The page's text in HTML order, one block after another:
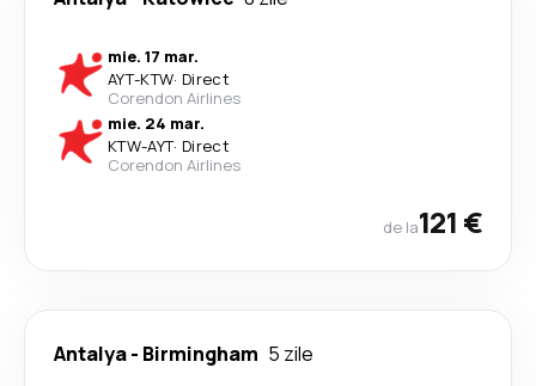
mie. 17 mar.
AYT-KTW· Direct
Corendon Airlines
mie. 24 mar.
KTW-AYT· Direct
Corendon Airlines
de la121 €
Antalya- Birmingham 5 zile